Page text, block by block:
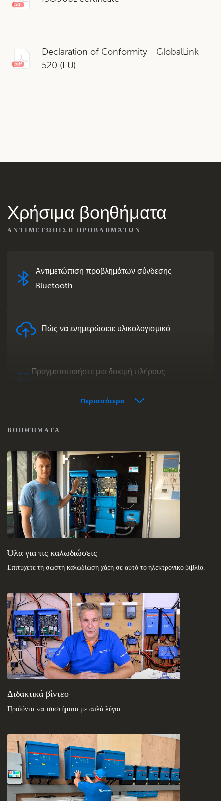
Declaration of Conformity - GlobalLink
520 (EU)
Χρήσιμα βοηθήματα
ΑΝΤΙΜΕΤΏΠΙΣΗ ΠΡΟΒΛΗΜΆΤΩΝ
Αντιμετώπιση προβλημάτων σύνδεσης
Bluetooth
Πώς να ενημερώσετε υλικολογισμικό
Πραγματοποιήστε μια δοκιμή πλήρους
Συχνές ερωτήσεις για VRM - Εξ Αποστάσεως
Δείτε στη γνωσιακή βάση της κοινότητάς μας
Γενικές λήψεις & τεκμηρίωση
Περισσότερα
ΒΟΗΘΉΜΑΤΑ
Όλα για τις καλωδιώσεις
Επιτύχετε τη σωστή καλωδίωση χάρη σε αυτό το ηλεκτρονικό βιβλίο.
Διδακτικά βίντεο
Προϊόντα και συστήματα με απλά λόγια.